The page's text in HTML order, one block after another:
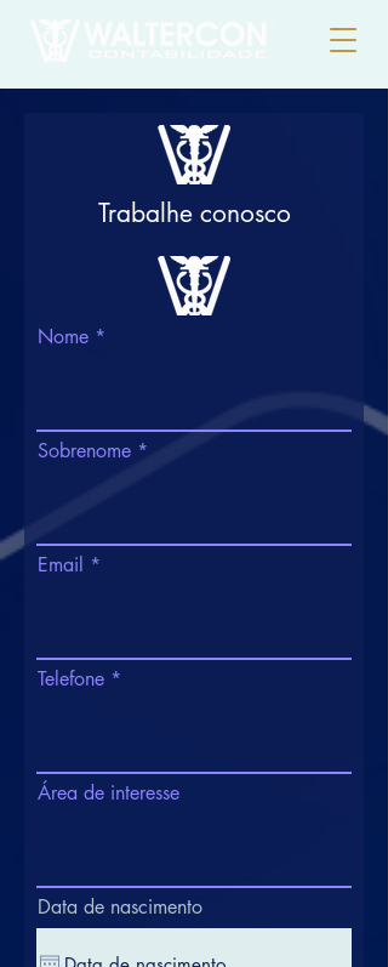
Trabalhe conosco
Nome
Sobrenome
Email
Telefone
Área de interesse
Data de nascimento